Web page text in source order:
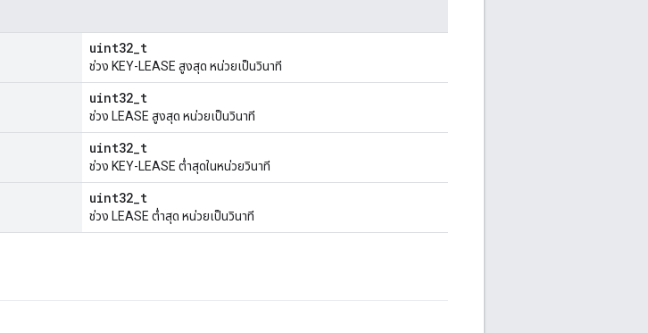
uint32_t
ช่วง KEY-LEASE สูงสุด หน่วยเป็นวินาที
uint32_t
ช่วง LEASE สูงสุด หน่วยเป็นวินาที
uint32_t
ช่วง KEY-LEASE ต่ำสุดในหน่วยวินาที
uint32_t
ช่วง LEASE ต่ำสุด หน่วยเป็นวินาที